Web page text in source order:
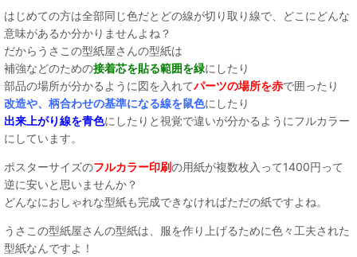
はじめての方は全部同じ色だとどの線が切り取り線で、どこにどんな
意味があるか分かりませんよね？
だからうさこの型紙屋さんの型紙は
補強などのための接着芯を貼る範囲を緑にしたり
部品の場所が分かるように図を入れてパーツの場所を赤で囲ったり
改造や、柄合わせの基準になる線を鼠色にしたり
出来上がり線を青色にしたりと視覚で違いが分かるようにフルカラー
にしています。
ポスターサイズのフルカラー印刷の用紙が複数枚入って1400円って
逆に安いと思いませんか？
どんなにおしゃれな型紙も完成できなければただの紙ですよね。
うさこの型紙屋さんの型紙は、服を作り上げるために色々工夫された
型紙なんですよ！